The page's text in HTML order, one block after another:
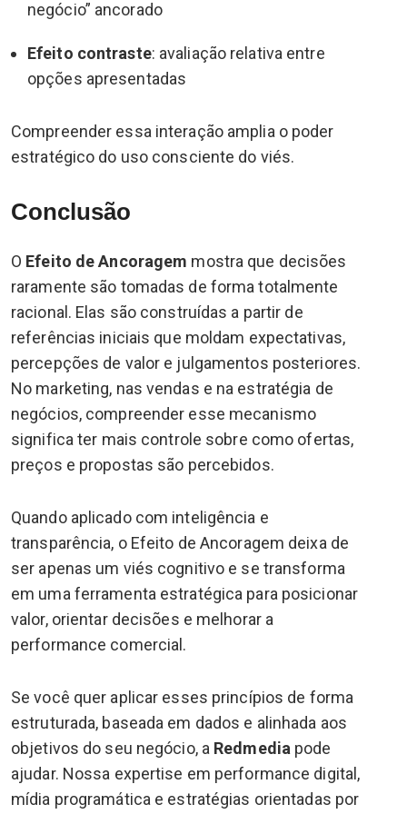
negócio” ancorado
Efeito contraste: avaliação relativa entre
opções apresentadas
Compreender essa interação amplia o poder
estratégico do uso consciente do viés.
Conclusão
O Efeito de Ancoragem mostra que decisões
raramente são tomadas de forma totalmente
racional. Elas são construídas a partir de
referências iniciais que moldam expectativas,
percepções de valor e julgamentos posteriores.
No marketing, nas vendas e na estratégia de
negócios, compreender esse mecanismo
significa ter mais controle sobre como ofertas,
preços e propostas são percebidos.
Quando aplicado com inteligência e
transparência, o Efeito de Ancoragem deixa de
ser apenas um viés cognitivo e se transforma
em uma ferramenta estratégica para posicionar
valor, orientar decisões e melhorar a
performance comercial.
Se você quer aplicar esses princípios de forma
estruturada, baseada em dados e alinhada aos
objetivos do seu negócio, a Redmedia pode
ajudar. Nossa expertise em performance digital,
mídia programática e estratégias orientadas por